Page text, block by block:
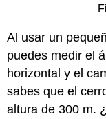
Reseña
(Respuestas)
El
vocabulario
Recursos
Al usar un
puedes medir el
horizontal y el
sabes que el
altura de 300 m.